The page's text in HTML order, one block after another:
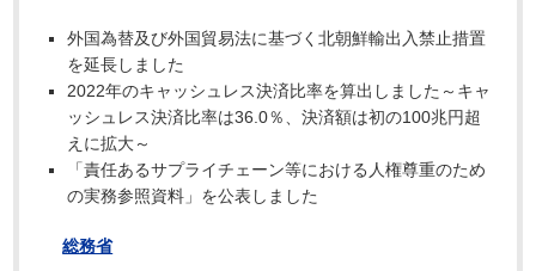
外国為替及び外国貿易法に基づく北朝鮮輸出入禁止措置
を延長しました
2022年のキャッシュレス決済比率を算出しました～キャ
ッシュレス決済比率は36.0％、決済額は初の100兆円超
えに拡大～
「責任あるサプライチェーン等における人権尊重のため
の実務参照資料」を公表しました
総務省